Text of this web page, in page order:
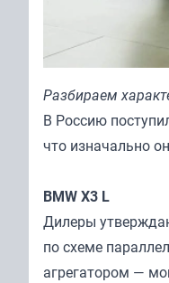
Разбираем
В Россию
что изначально
BMW X3 L
Дилеры
по схеме
агрегатором —